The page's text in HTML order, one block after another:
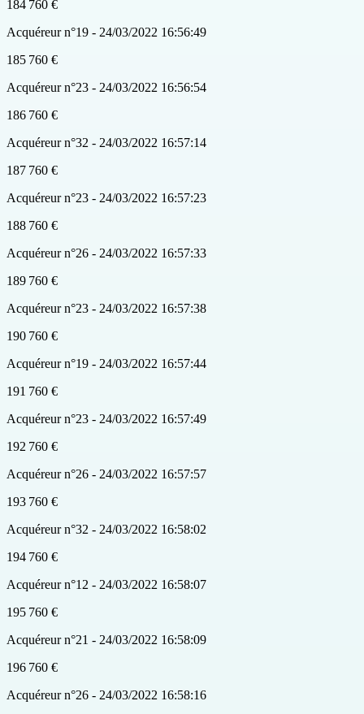
184 760 €
Acquéreur n°19 - 24/03/2022 16:56:49
185 760 €
Acquéreur n°23 - 24/03/2022 16:56:54
186 760 €
Acquéreur n°32 - 24/03/2022 16:57:14
187 760 €
Acquéreur n°23 - 24/03/2022 16:57:23
188 760 €
Acquéreur n°26 - 24/03/2022 16:57:33
189 760 €
Acquéreur n°23 - 24/03/2022 16:57:38
190 760 €
Acquéreur n°19 - 24/03/2022 16:57:44
191 760 €
Acquéreur n°23 - 24/03/2022 16:57:49
192 760 €
Acquéreur n°26 - 24/03/2022 16:57:57
193 760 €
Acquéreur n°32 - 24/03/2022 16:58:02
194 760 €
Acquéreur n°12 - 24/03/2022 16:58:07
195 760 €
Acquéreur n°21 - 24/03/2022 16:58:09
196 760 €
Acquéreur n°26 - 24/03/2022 16:58:16